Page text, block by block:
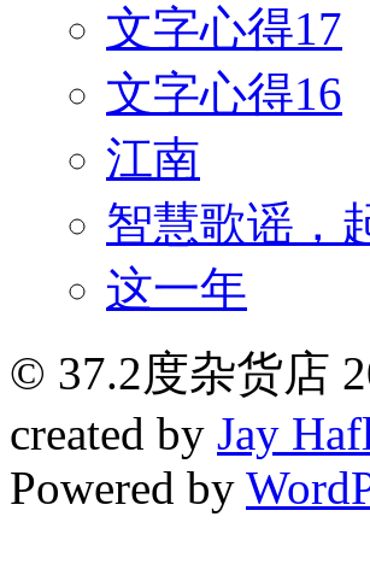
文字心得17
文字心得16
江南
智慧歌谣，
这一年
© 37.2度杂货店
created by Jay
Powered by